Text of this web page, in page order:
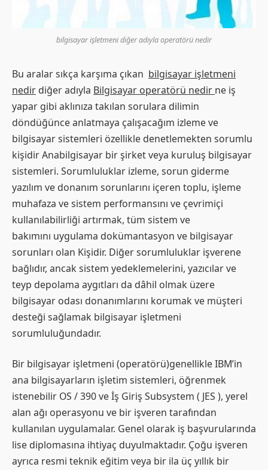
bilgisayar işletmeni diğer adıyla operatörü nedir
Bu aralar sıkça karşıma çıkan bilgisayar işletmeni
nedir diğer adıyla Bilgisayar operatörü nedir ne iş
yapar gibi aklınıza takılan sorulara dilimin
döndüğünce anlatmaya çalışacağım izleme ve
bilgisayar sistemleri özellikle denetlemekten sorumlu
kişidir Anabilgisayar bir şirket veya kuruluş bilgisayar
sistemleri. Sorumluluklar izleme, sorun giderme
yazılım ve donanım sorunlarını içeren toplu, işleme
muhafaza ve sistem performansını ve çevrimiçi
kullanılabilirliği artırmak, tüm sistem ve
bakımını uygulama dokümantasyon ve bilgisayar
sorunları olan Kişidir. Diğer sorumluluklar işverene
bağlıdır, ancak sistem yedeklemelerini, yazıcılar ve
teyp depolama aygıtları da dâhil olmak üzere
bilgisayar odası donanımlarını korumak ve müşteri
desteği sağlamak bilgisayar işletmeni
sorumluluğundadır.
Bir bilgisayar işletmeni (operatörü)genellikle IBM’in
ana bilgisayarların işletim sistemleri, öğrenmek
istenebilir OS / 390 ve İş Giriş Subsystem ( JES ), yerel
alan ağı operasyonu ve bir işveren tarafından
kullanılan uygulamalar. Genel olarak iş başvurularında
lise diplomasına ihtiyaç duyulmaktadır. Çoğu işveren
ayrıca resmi teknik eğitim veya bir ila üç yıllık bir